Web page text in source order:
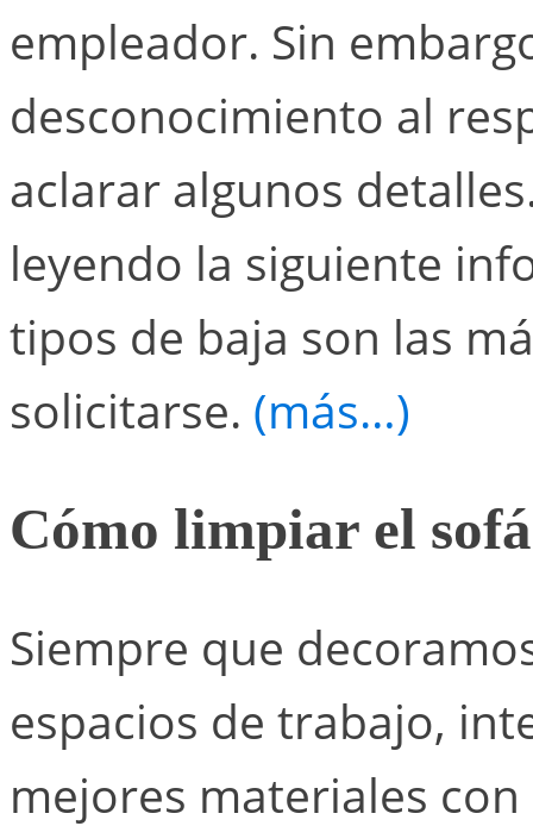
empleador. Sin
desconocimiento al
aclarar algunos
leyendo la siguiente
tipos de baja son las
solicitarse. (más…)
Cómo limpiar el
Siempre que
espacios de trabajo,
mejores materiales